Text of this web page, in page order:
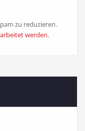
zu reduzieren.
werden.